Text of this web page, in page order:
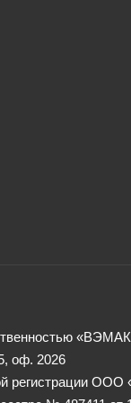
оф. 2026
регистрации